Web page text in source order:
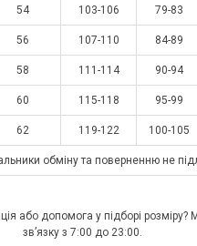
54 103-106 79-83
56 107-110 84-89
58 111-114 90-94
60 115-118 95-99
62 119-122 100-105
обміну та поверненню не
або допомога у підборі
зв’язку з 7:00 до 23:00.